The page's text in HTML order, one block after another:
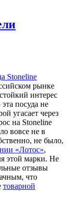
Stoneline
рынке
интерес
посуда не
угасает через
на Stoneline
вовсе не в
не было,
«Лотос»,
этой марки. Не
отзывы
что
товарной